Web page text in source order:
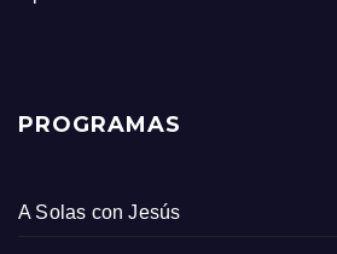
PROGRAMAS
A Solas con Jesús